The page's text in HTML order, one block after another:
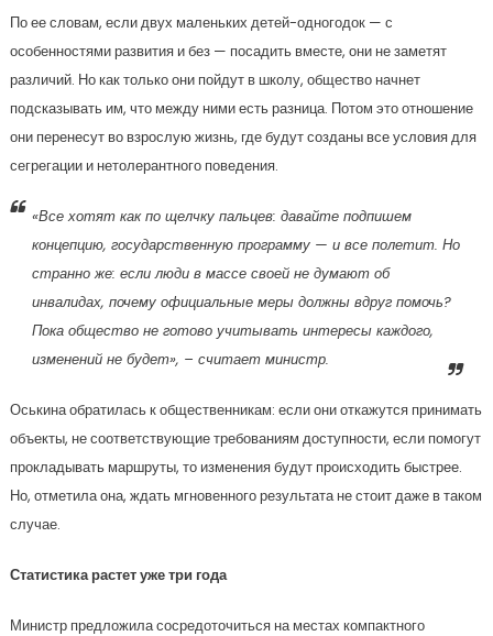
По ее словам, если двух маленьких детей-одногодок — с
особенностями развития и без — посадить вместе, они не заметят
различий. Но как только они пойдут в школу, общество начнет
подсказывать им, что между ними есть разница. Потом это отношение
они перенесут во взрослую жизнь, где будут созданы все условия для
сегрегации и нетолерантного поведения.
«Все хотят как по щелчку пальцев: давайте подпишем
концепцию, государственную программу — и все полетит. Но
странно же: если люди в массе своей не думают об
инвалидах, почему официальные меры должны вдруг помочь?
Пока общество не готово учитывать интересы каждого,
изменений не будет», – считает министр.
Оськина обратилась к общественникам: если они откажутся принимать
объекты, не соответствующие требованиям доступности, если помогут
прокладывать маршруты, то изменения будут происходить быстрее.
Но, отметила она, ждать мгновенного результата не стоит даже в таком
случае.
Статистика растет уже три года
Министр предложила сосредоточиться на местах компактного